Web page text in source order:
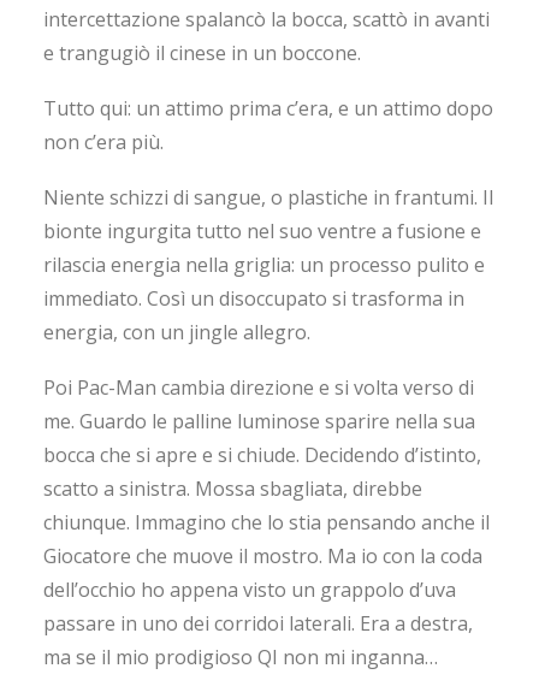
intercettazione spalancò la bocca, scattò in avanti
e trangugiò il cinese in un boccone.
Tutto qui: un attimo prima c’era, e un attimo dopo
non c’era più.
Niente schizzi di sangue, o plastiche in frantumi. Il
bionte ingurgita tutto nel suo ventre a fusione e
rilascia energia nella griglia: un processo pulito e
immediato. Così un disoccupato si trasforma in
energia, con un jingle allegro.
Poi Pac-Man cambia direzione e si volta verso di
me. Guardo le palline luminose sparire nella sua
bocca che si apre e si chiude. Decidendo d’istinto,
scatto a sinistra. Mossa sbagliata, direbbe
chiunque. Immagino che lo stia pensando anche il
Giocatore che muove il mostro. Ma io con la coda
dell’occhio ho appena visto un grappolo d’uva
passare in uno dei corridoi laterali. Era a destra,
ma se il mio prodigioso QI non mi inganna…